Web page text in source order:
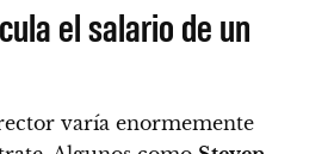
el salario de un
varía enormemente